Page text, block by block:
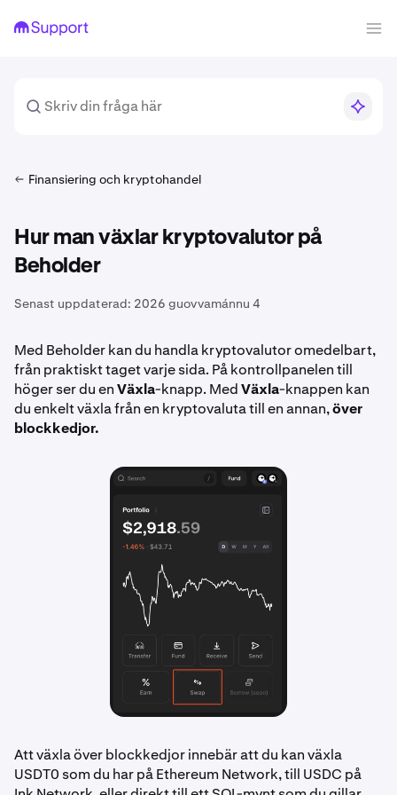
Finansiering och kryptohandel
Hur man växlar kryptovalutor på
Beholder
Senast uppdaterad: 2026 guovvamánnu 4
Med Beholder kan du handla kryptovalutor omedelbart,
från praktiskt taget varje sida. På kontrollpanelen till
höger ser du enVäxla-knapp. MedVäxla-knappen kan
du enkelt växla från en kryptovaluta till en annan,över
blockkedjor.
Att växla över blockkedjor innebär att du kan växla
USDT0 som du har på Ethereum Network, till USDC på